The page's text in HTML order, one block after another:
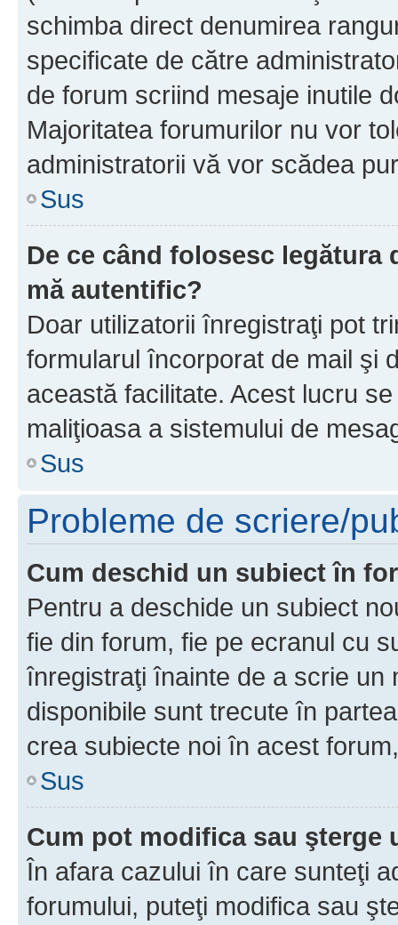
schimba direct denumirea
specificate de către
de forum scriind mesaje inutile
Majoritatea forumurilor nu vor
administratorii vă vor scădea
Sus
De ce când folosesc
mă autentific?
Doar utilizatorii înregistraţi pot
formularul încorporat de mail şi
această facilitate. Acest lucru
maliţioasa a sistemului de
Sus
Probleme de scriere/
Cum deschid un subiect în
Pentru a deschide un subiect
fie din forum, fie pe ecranul cu
înregistraţi înainte de a scrie un
disponibile sunt trecute în
crea subiecte noi în acest
Sus
Cum pot modifica sau şterge
În afara cazului în care sunteţi
forumului, puteţi modifica sau